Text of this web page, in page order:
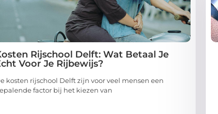
Rijschool Delft: Wat Betaal Je
Voor Je Rijbewijs?
kosten rijschool Delft zijn voor veel mensen een
factor bij het kiezen van